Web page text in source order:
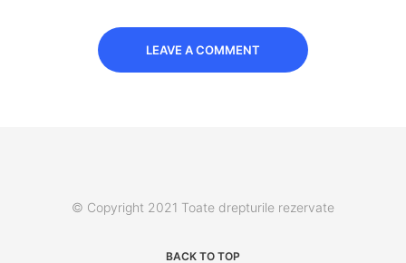
LEAVE A COMMENT
© Copyright 2021 Toate drepturile rezervate
BACK TO TOP